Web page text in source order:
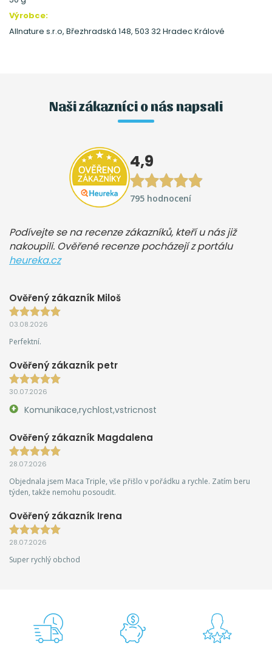
Výrobce:
Allnature s.r.o, Březhradská 148, 503 32 Hradec Králové
Naši zákazníci o nás napsali
4,9
795 hodnocení
Podívejte se na recenze zákazníků, kteří u nás již
nakoupili. Ověřené recenze pocházejí z portálu
heureka.cz
Ověřený zákazník Miloš
03.08.2026
Perfektní.
Ověřený zákazník petr
30.07.2026
Komunikace,rychlost,vstricnost
Ověřený zákazník Magdalena
28.07.2026
Objednala jsem Maca Triple, vše přišlo v pořádku a rychle. Zatím beru
týden, takže nemohu posoudit.
Ověřený zákazník Irena
28.07.2026
Super rychlý obchod